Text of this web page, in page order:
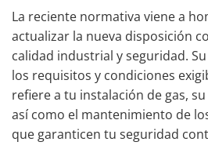
La reciente normativa viene a
actualizar la nueva disposición
calidad industrial y seguridad.
los requisitos y condiciones
refiere a tu instalación de gas,
así como el mantenimiento de
que garanticen tu seguridad